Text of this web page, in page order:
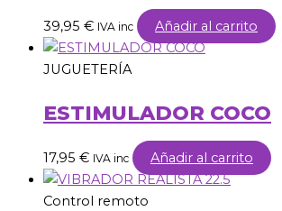
39,95 € IVA inc Añadir al carrito
JUGUETERÍA
ESTIMULADOR COCO
17,95 € IVA inc Añadir al carrito
Control remoto